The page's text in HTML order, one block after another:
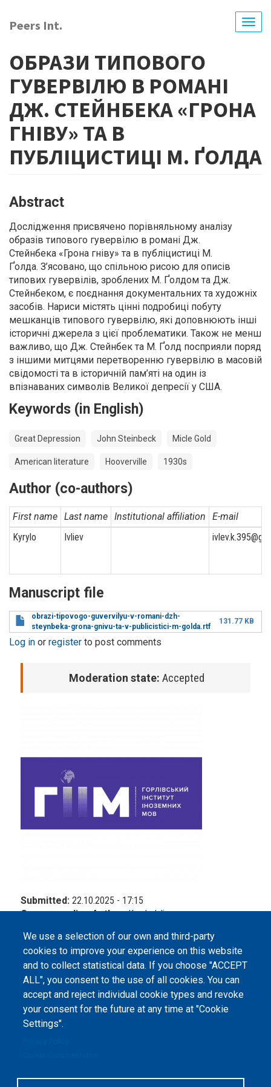
main
Peers Int.
ОБРАЗИ ТИПОВОГО
ГУВЕРВІЛЮ В РОМАНІ
ДЖ. СТЕЙНБЕКА «ГРОНА
ГНІВУ» ТА В
ПУБЛІЦИСТИЦІ М. ҐОЛДА
Abstract
Дослідження присвячено порівняльному аналізу
образів типового гувервілю в романі Дж.
Стейнбека «Грона гніву» та в публіцистиці М.
Ґолда. З’ясовано, що спільною рисою для описів
типових гувервілів, зроблених М. Ґолдом та Дж.
Стейнбеком, є поєднання документальних та художніх
засобів. Нариси містять цінні подробиці побуту
мешканців типового гувервілю, які доповнюють інші
історичні джерела з цієї проблематики. Також не менш
важливо, що Дж. Стейнбек та М. Ґолд посприяли поряд
з іншими митцями перетворенню гувервілю в масовій
свідомості та в історичній пам’яті на один із
впізнаваних символів Великої депресії у США.
Keywords (in English)
Great Depression John Steinbeck Micle Gold
American literature Hooverville 1930s
Author (co-authors)
First name Last name Institutional affiliation
E-mail
Kyrylo
Ivliev
Manuscript file
obrazi-tipovogo-guvervilyu-v-romani-dzh-
steynbeka-grona-gnivu-ta-v-publicistici-m-golda.rtf
131.77 KB
Log in or register to post comments
Moderation state: Accepted
Submitted: 22.10.2025 - 17:15
Corresponding Author:Kyrylo Ivliev
We use a selection of our own and third-party
cookies to improve your experience on this website
and to collect statistical data. If you choose "ACCEPT
ALL", you consent to the use of all cookies. You can
accept and reject individual cookie types and revoke
your consent for the future at any time at "Cookie
Settings".
Peers International, the open peer review platfrom,
2023-2026. |Cookie Settings.
The website content is published under